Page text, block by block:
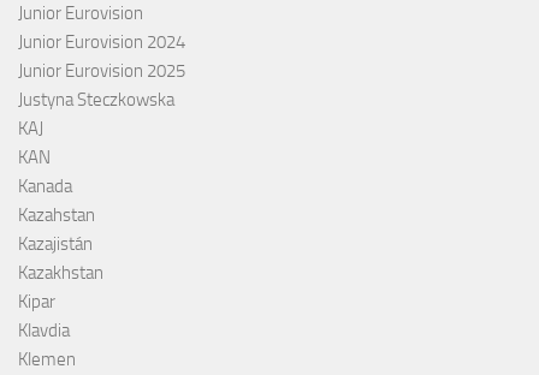
Junior Eurovision
Junior Eurovision 2024
Junior Eurovision 2025
Justyna Steczkowska
KAJ
KAN
Kanada
Kazahstan
Kazajistán
Kazakhstan
Kipar
Klavdia
Klemen